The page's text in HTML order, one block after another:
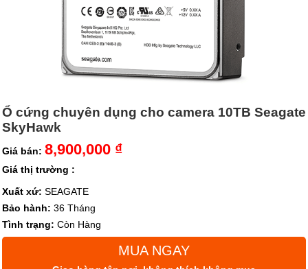
Ổ cứng chuyên dụng cho camera 10TB Seagate
SkyHawk
Giá bán: 8,900,000 ₫
Giá thị trường :
Xuất xứ: SEAGATE
Bảo hành: 36 Tháng
Tình trạng: Còn Hàng
MUA NGAY